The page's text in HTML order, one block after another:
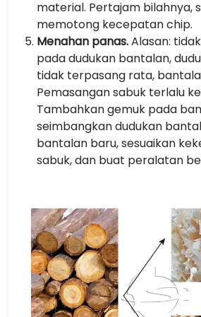
material. Pertajam bilahnya,
memotong kecepatan chip.
Menahan panas.Alasan:
pada dudukan bantalan,
tidak terpasang rata,
Pemasangan sabuk terlalu
Tambahkan gemuk pada
seimbangkan dudukan
bantalan baru, sesuaikan
sabuk, dan buat peralatan